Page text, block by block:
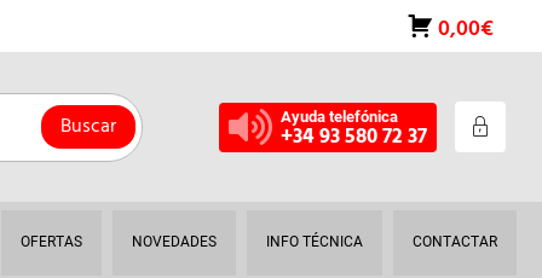
0,00€
Buscar Ayuda telefónica
+34 93 580 72 37
OFERTAS NOVEDADES INFO TÉCNICA CONTACTAR